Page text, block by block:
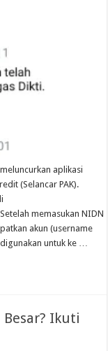
aplikasi
(Selancar PAK).
memasukan NIDN
akun (username
untuk ke …
Ikuti